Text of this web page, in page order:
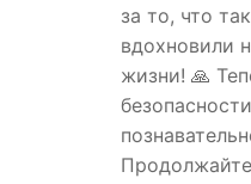
за то, что
вдохновили
жизни! 🙏